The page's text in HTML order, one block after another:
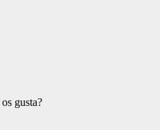
gusta?